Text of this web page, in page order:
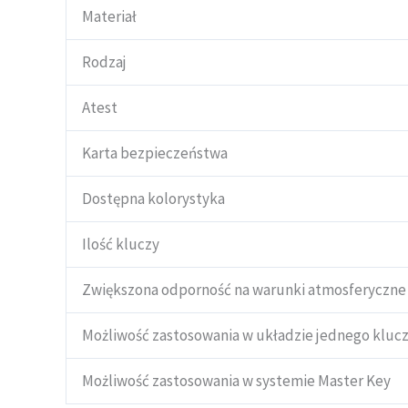
Materiał
Rodzaj
Atest
Karta bezpieczeństwa
Dostępna kolorystyka
Ilość kluczy
Zwiększona odporność na warunki atmosferyczne
Możliwość zastosowania w układzie jednego
Możliwość zastosowania w systemie Master Key